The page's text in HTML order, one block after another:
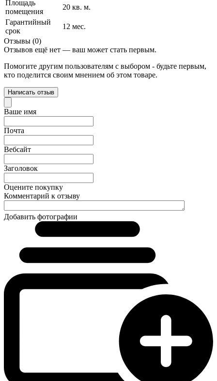
Площадь
помещения
20 кв. м.
Гарантийный
срок
12 мес.
Отзывы (0)
Отзывов ещё нет — ваш может стать первым.
Помогите другим пользователям с выбором - будьте первым,
кто поделится своим мнением об этом товаре.
Написать отзыв
Ваше имя
Почта
Вебсайт
Заголовок
Оцените покупку
Комментарий к отзыву
Добавить фотографии